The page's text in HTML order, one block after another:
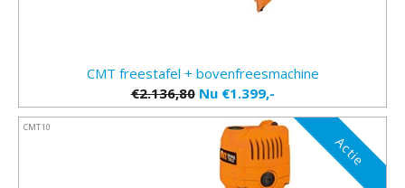
CMT freestafel + bovenfreesmachine
€2.136,80Nu €1.399,-
Actie
CMT10